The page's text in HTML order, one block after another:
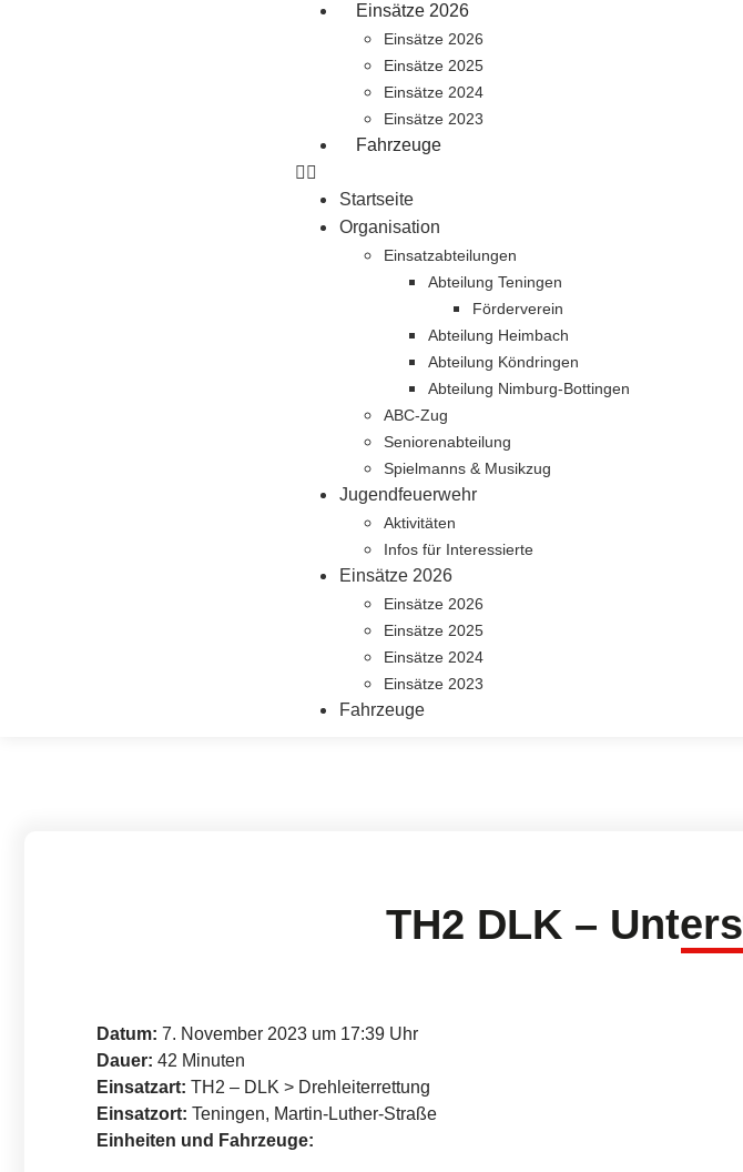
Einsätze 2026
Einsätze 2026
Einsätze 2025
Einsätze 2024
Einsätze 2023
Fahrzeuge
Startseite
Organisation
Einsatzabteilungen
Abteilung Teningen
Förderverein
Abteilung Heimbach
Abteilung Köndringen
Abteilung Nimburg-Bottingen
ABC-Zug
Seniorenabteilung
Spielmanns & Musikzug
Jugendfeuerwehr
Aktivitäten
Infos für Interessierte
Einsätze 2026
Einsätze 2026
Einsätze 2025
Einsätze 2024
Einsätze 2023
Fahrzeuge
TH2 DLK –
Datum: 7. November 2023 um 17:39 Uhr
Dauer: 42 Minuten
Einsatzart: TH2 – DLK > Drehleiterrettung
Einsatzort: Teningen, Martin-Luther-Straße
Einheiten und Fahrzeuge: